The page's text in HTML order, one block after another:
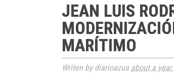
JEAN LUIS
MARÍTIMO
Writen by diarioazua about a year